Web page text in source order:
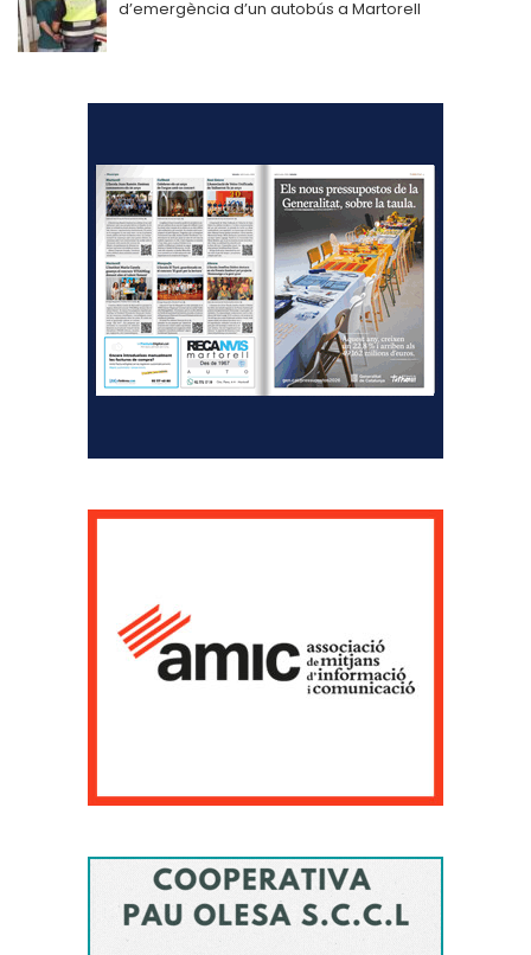
d’emergència d’un autobús a Martorell